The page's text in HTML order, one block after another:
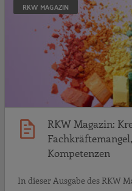
RKW MAGAZIN
RKW Magazin:
Kompetenzen
In dieser Ausgabe des RKW